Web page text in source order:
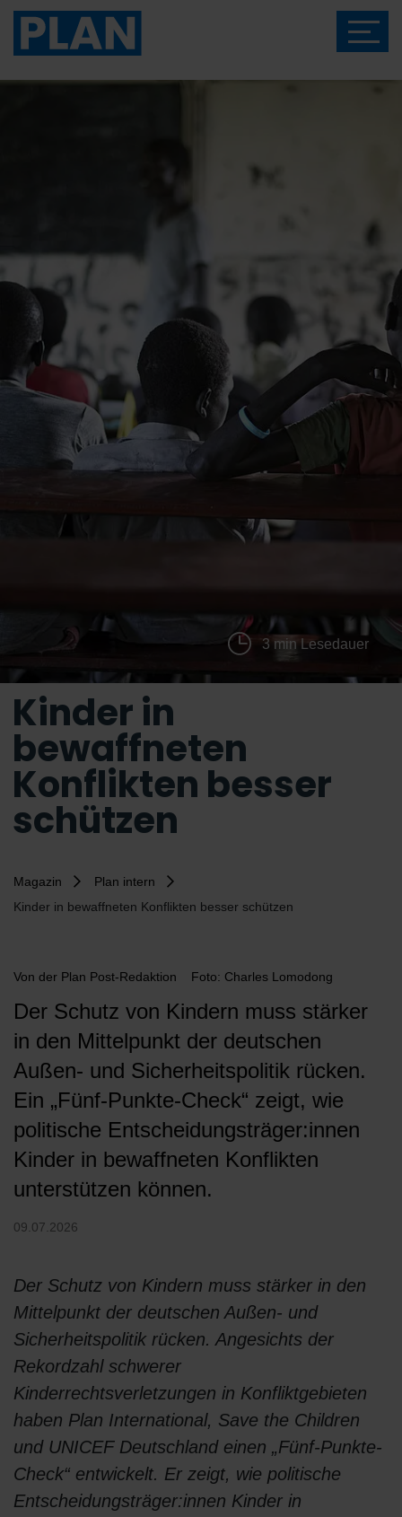
3 min Lesedauer
Kinder in
bewaffneten
Konflikten besser
schützen
Magazin
Plan intern
Kinder in bewaffneten Konflikten besser schützen
Von der Plan Post-Redaktion Foto: Charles Lomodong
Der Schutz von Kindern muss stärker
in den Mittelpunkt der deutschen
Außen- und Sicherheitspolitik rücken.
Ein „Fünf-Punkte-Check“ zeigt, wie
politische Entscheidungsträger:innen
Kinder in bewaffneten Konflikten
unterstützen können.
09.07.2026
Der Schutz von Kindern muss stärker in den
Mittelpunkt der deutschen Außen- und
Sicherheitspolitik rücken. Angesichts der
Rekordzahl schwerer
Kinderrechtsverletzungen in Konfliktgebieten
haben Plan International, Save the Children
und UNICEF Deutschland einen „Fünf-Punkte-
Check“ entwickelt. Er zeigt, wie politische
Entscheidungsträger:innen Kinder in